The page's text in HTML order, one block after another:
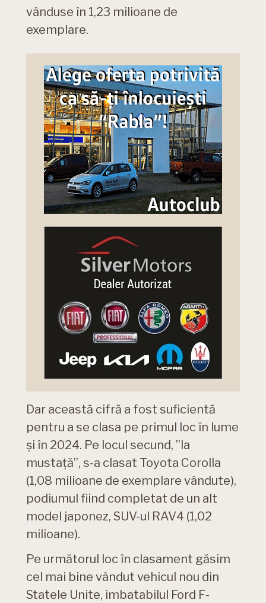
vânduse în 1,23 milioane de
exemplare.
Dar această cifră a fost suficientă
pentru a se clasa pe primul loc în lume
și în 2024. Pe locul secund, ”la
mustață”, s-a clasat Toyota Corolla
(1,08 milioane de exemplare vândute),
podiumul fiind completat de un alt
model japonez, SUV-ul RAV4 (1,02
milioane).
Pe următorul loc în clasament găsim
cel mai bine vândut vehicul nou din
Statele Unite, imbatabilul Ford F-